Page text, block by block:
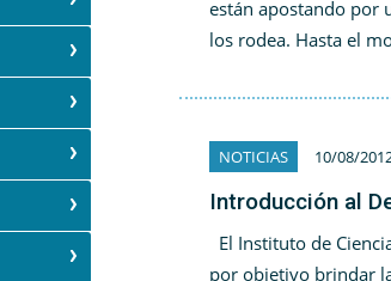
están apostando por
los rodea. Hasta el
NOTICIAS 10/08/
Introducción al
El Instituto de
por objetivo brindar